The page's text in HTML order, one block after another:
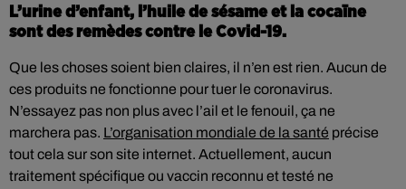
L’urine d’enfant, l’huile de sésame et la cocaïne
sont des remèdes contre le Covid-19.
Que les choses soient bien claires, il n’en est rien. Aucun de
ces produits ne fonctionne pour tuer le coronavirus.
N’essayez pas non plus avec l’ail et le fenouil, ça ne
marchera pas. L’organisation mondiale de la santé précise
tout cela sur son site internet. Actuellement, aucun
traitement spécifique ou vaccin reconnu et testé ne